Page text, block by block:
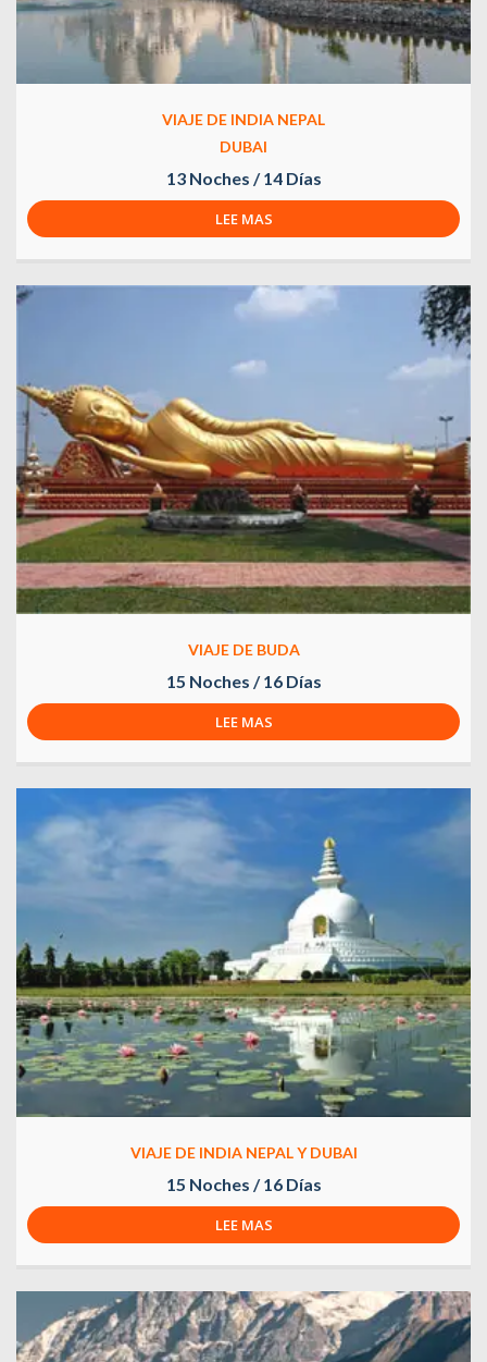
VIAJE DE INDIA NEPAL
DUBAI
13 Noches / 14 Días
LEE MAS
VIAJE DE BUDA
15 Noches / 16 Días
LEE MAS
VIAJE DE INDIA NEPAL Y DUBAI
15 Noches / 16 Días
LEE MAS